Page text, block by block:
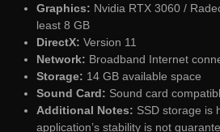
Graphics: Nvidia RTX 3060 /
least 8 GB
DirectX: Version 11
Network: Broadband Internet
Storage: 14 GB available space
Sound Card: Sound card
Additional Notes: SSD storage is
application’s stability is not